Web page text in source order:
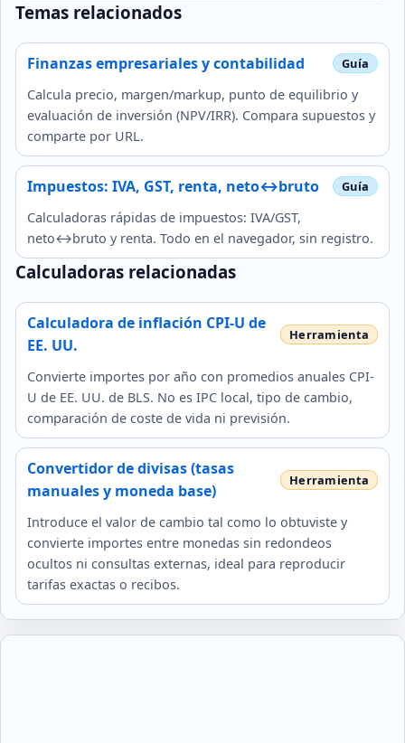
Temas relacionados
Finanzas empresariales y contabilidad
Calcula precio, margen/markup, punto de equilibrio y
evaluación de inversión (NPV/IRR). Compara supuestos y
comparte por URL.
Impuestos: IVA, GST, renta, neto↔bruto
Calculadoras rápidas de impuestos: IVA/GST,
neto↔bruto y renta. Todo en el navegador, sin registro.
Calculadoras relacionadas
Calculadora de inflación CPI-U de
EE. UU.
Convierte importes por año con promedios anuales CPI-
U de EE. UU. de BLS. No es IPC local, tipo de cambio,
comparación de coste de vida ni previsión.
Convertidor de divisas (tasas
manuales y moneda base)
Introduce el valor de cambio tal como lo obtuviste y
convierte importes entre monedas sin redondeos
ocultos ni consultas externas, ideal para reproducir
tarifas exactas o recibos.